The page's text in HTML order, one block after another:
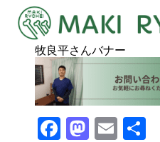
牧良平さんバナー
Facebook